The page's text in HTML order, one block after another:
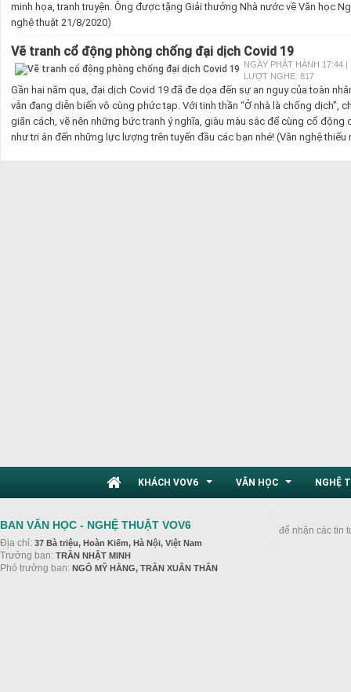
minh họa, tranh truyện. Ông được tặng Giải thưởng Nhà nước về Văn học
nghệ thuật 21/8/2020)
Vẽ tranh cổ động phòng chống đại dịch Covid 19
NGÀY PHÁT HÀNH 17:44 |
LƯỢT NGHE: 817
Gần hai năm qua, đại dịch Covid 19 đã đe dọa đến sự an nguy của toàn
vẫn đang diễn biến vô cùng phức tạp. Với tinh thần “Ở nhà là chống dịch”,
giãn cách, vẽ nên những bức tranh ý nghĩa, giàu màu sắc để cùng cổ
như tri ân đến những lực lượng trên tuyến đầu các bạn nhé! (Văn nghệ thiếu
KHÁCH VOV6 VĂN HỌC NGHỆ
BAN VĂN HỌC - NGHỆ THUẬT VOV6
Địa chỉ: 37 Bà triệu, Hoàn Kiếm, Hà Nội, Việt Nam
Trưởng ban: TRẦN NHẬT MINH
Phó trưởng ban: NGÔ MỸ HẰNG, TRẦN XUÂN THÂN
để nhận các tin